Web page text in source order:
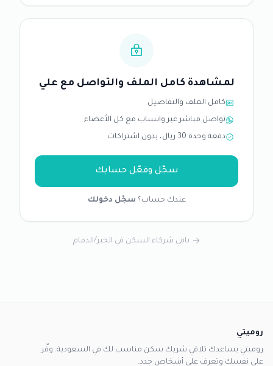
لمشاهدة كامل الملف والتواصل مع علي
كامل الملف والتفاصيل
تواصل مباشر عبر واتساب مع كل الأعضاء
دفعة وحدة 30 ريال، بدون اشتراكات
سجّل وفعّل حسابك
عندك حساب؟ سجّل دخولك
باقي شركاء السكن في الخبر/الدمام
روميتي
روميتي يساعدك تلاقي شريك سكن مناسب لك في السعودية. وفّر
على نفسك وتعرف على أشخاص جدد.